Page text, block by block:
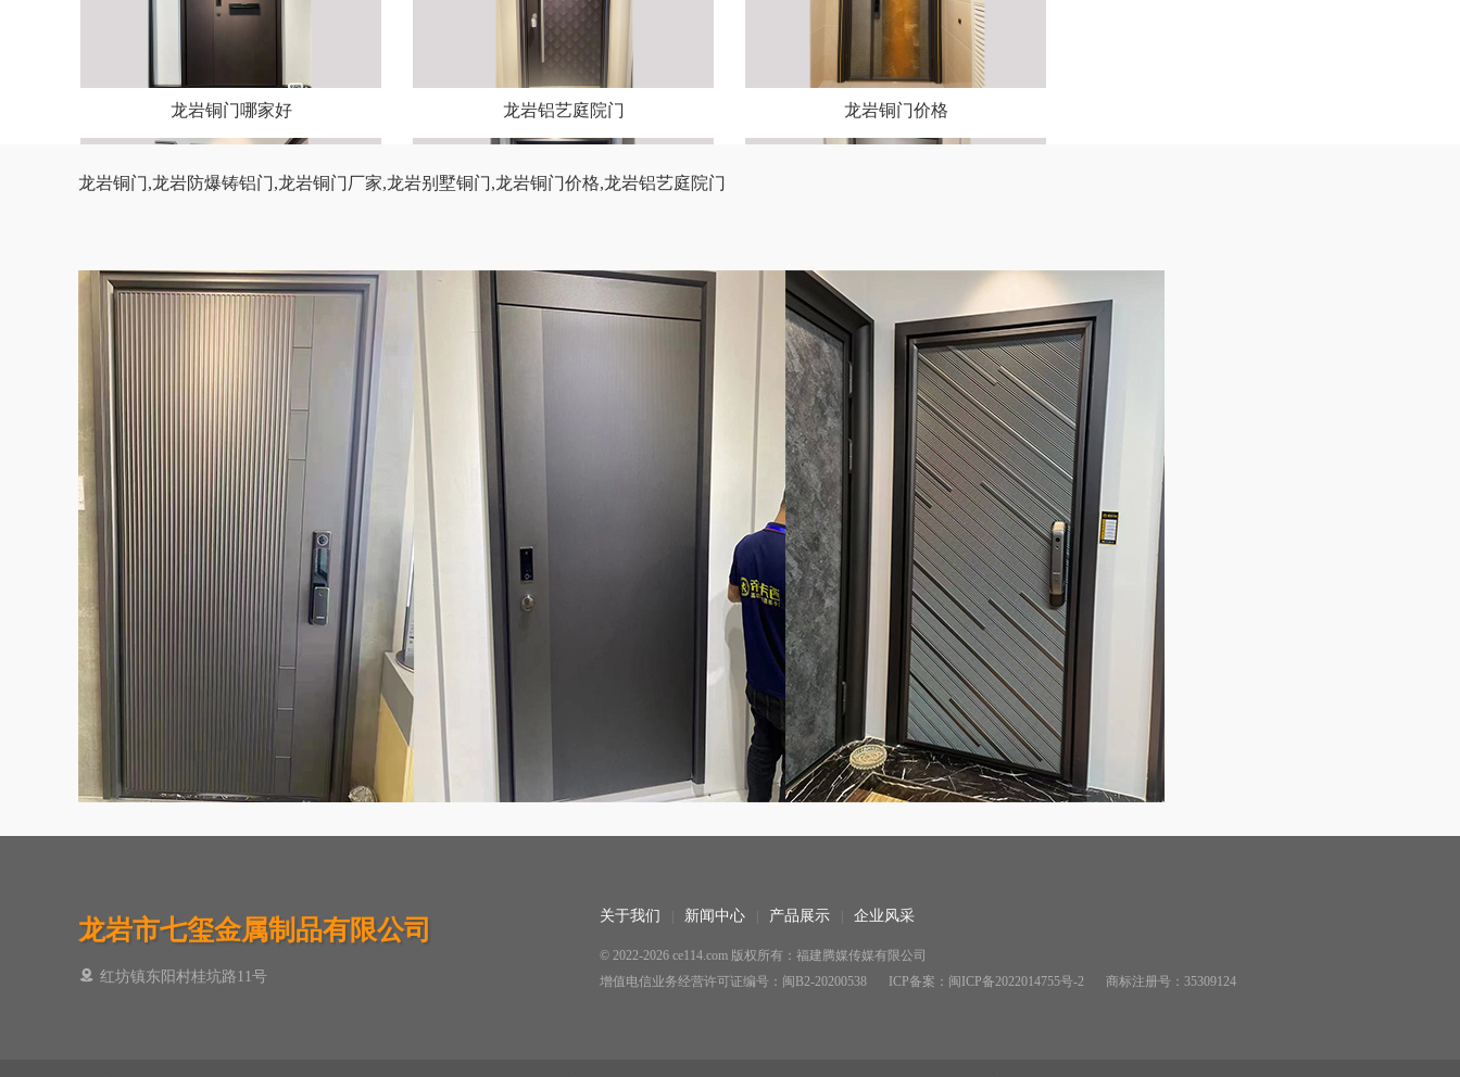
龙岩铜门哪家好 龙岩铝艺庭院门 龙岩铜门价格
龙岩别墅铜门 龙岩防爆铸铝门
龙岩铜门
龙岩铜门,龙岩防爆铸铝门,龙岩铜门厂家,龙岩别墅铜门,龙岩铜门价格,龙岩铝艺庭院门
龙岩市七玺金属制品有限公司
红坊镇东阳村桂坑路11号
关于我们 新闻中心 产品展示 企业风采
© 2022-2026 ce114.com 版权所有：福建腾媒传媒有限公司
增值电信业务经营许可证编号：闽B2-20200538
ICP备案：闽ICP备2022014755号-2 商标注册号：35309124